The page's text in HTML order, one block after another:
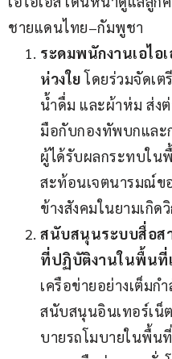
ชายแดนไทย–กัมพูชา
ระดมพนักงานเอไอเ
ห่วงใยโดยร่วมจัดเต
น้ำดื่ม และผ้าห่ม ส่ง
มือกับกองทัพบกและ
ผู้ได้รับผลกระทบใน
สะท้อนเจตนารมณ์ข
ข้างสังคมในยามเกิด
สนับสนุนระบบสื่อสา
ที่ปฏิบัติงานในพื้นที่
เครือข่ายอย่างเต็มก
สนับสนุนอินเทอร์เน็
บายรถโมบายในพื้น